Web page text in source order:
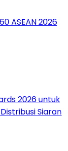
ASEAN 2026
2026 untuk
Siaran